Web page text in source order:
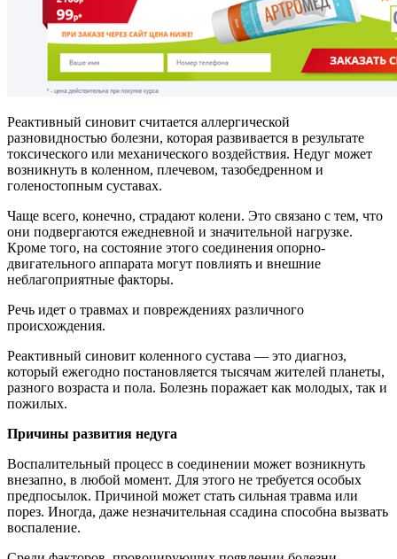
Реактивный синовит считается аллергической
разновидностью болезни, которая развивается в результате
токсического или механического воздействия. Недуг может
возникнуть в коленном, плечевом, тазобедренном и
голеностопным суставах.
Чаще всего, конечно, страдают колени. Это связано с тем, что
они подвергаются ежедневной и значительной нагрузке.
Кроме того, на состояние этого соединения опорно-
двигательного аппарата могут повлиять и внешние
неблагоприятные факторы.
Речь идет о травмах и повреждениях различного
происхождения.
Реактивный синовит коленного сустава — это диагноз,
который ежегодно постановляется тысячам жителей планеты,
разного возраста и пола. Болезнь поражает как молодых, так и
пожилых.
Причины развития недуга
Воспалительный процесс в соединении может возникнуть
внезапно, в любой момент. Для этого не требуется особых
предпосылок. Причиной может стать сильная травма или
порез. Иногда, даже незначительная ссадина способна вызвать
воспаление.